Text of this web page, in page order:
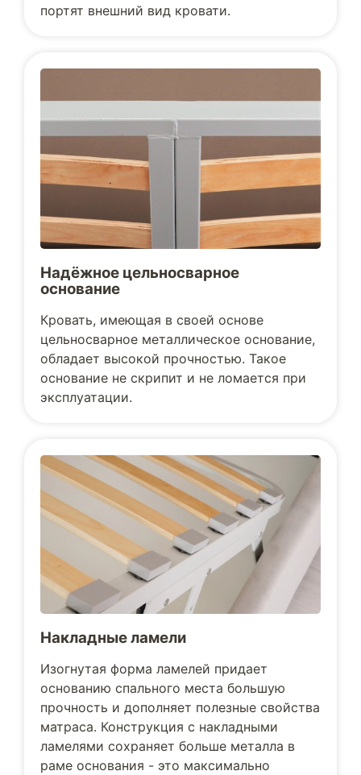
портят внешний вид кровати.
Надёжное цельносварное
основание
Кровать, имеющая в своей основе
цельносварное металлическое основание,
обладает высокой прочностью. Такое
основание не скрипит и не ломается при
эксплуатации.
Накладные ламели
Изогнутая форма ламелей придает
основанию спального места большую
прочность и дополняет полезные свойства
матраса. Конструкция с накладными
ламелями сохраняет больше металла в
раме основания - это максимально